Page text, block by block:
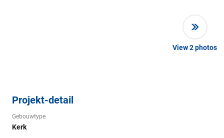
View2photos
Projekt-detail
Gebouwtype
Kerk